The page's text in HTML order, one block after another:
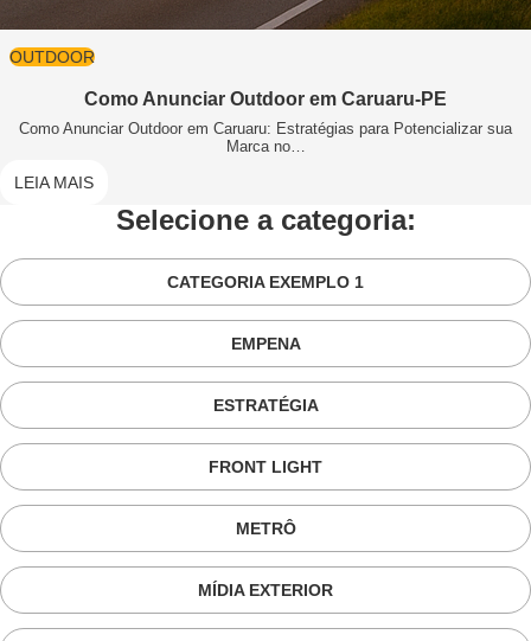
OUTDOOR
Como Anunciar Outdoor em Caruaru-PE
Como Anunciar Outdoor em Caruaru: Estratégias para Potencializar sua
Marca no…
LEIA MAIS
Selecione a categoria:
CATEGORIA EXEMPLO 1
EMPENA
ESTRATÉGIA
FRONT LIGHT
METRÔ
MÍDIA EXTERIOR